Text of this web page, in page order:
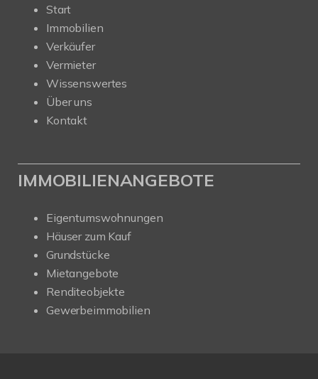
Start
Immobilien
Verkäufer
Vermieter
Wissenswertes
Über uns
Kontakt
IMMOBILIENANGEBOTE
Eigentumswohnungen
Häuser zum Kauf
Grundstücke
Mietangebote
Renditeobjekte
Gewerbeimmobilien